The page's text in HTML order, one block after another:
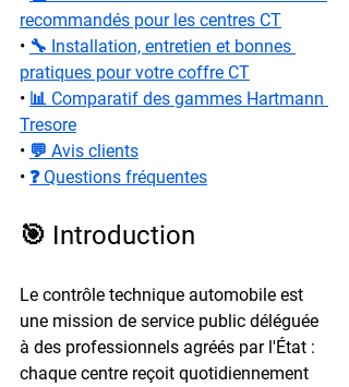
recommandés pour les centres CT
• 🔧 Installation, entretien et bonnes
pratiques pour votre coffre CT
• 📊 Comparatif des gammes Hartmann
Tresore
• 💬 Avis clients
• ❓ Questions fréquentes
🎯 Introduction
Le contrôle technique automobile est
une mission de service public déléguée
à des professionnels agréés par l'État :
chaque centre reçoit quotidiennement